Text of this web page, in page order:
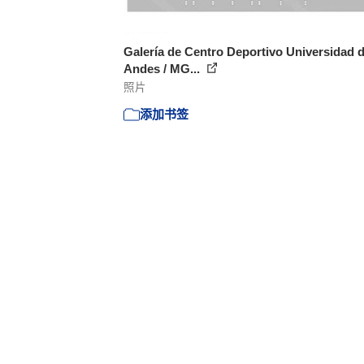
Galería de Centro Deportivo Universidad
Andes / MG...
照片
添加书签